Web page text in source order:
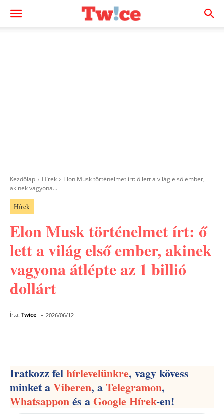
Kezdőlap Hírek
Elon Musk történelmet írt: ő lett a világ első ember,
akinek vagyona...
Hírek
Elon Musk történelmet írt: ő
lett a világ első ember, akinek
vagyona átlépte az 1 billió
dollárt
Írta: Twice - 2026/06/12
Iratkozz felhírlevelünkre, vagy kövess
minket aViberen, aTelegramon,
Whatsapponés aGoogle Hírek-en!